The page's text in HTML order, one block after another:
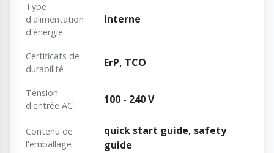
Type
d'alimentation
d'énergie
Interne
Certificats de
durabilité
ErP, TCO
Tension
d'entrée AC
100 - 240 V
Contenu de
l'emballage
quick start guide, safety
guide